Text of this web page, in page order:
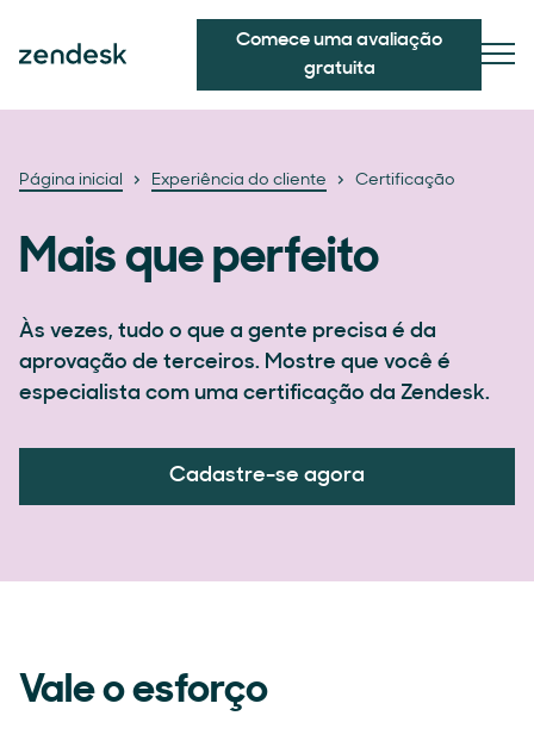
Comece uma avaliação
gratuita
Página inicial Experiência do cliente Certificação
Mais que perfeito
Às vezes, tudo o que a gente precisa é da
aprovação de terceiros. Mostre que você é
especialista com uma certificação da Zendesk.
Cadastre-se agora
Vale o esforço